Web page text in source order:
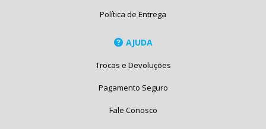
Política de Entrega
AJUDA
Trocas e Devoluções
Pagamento Seguro
Fale Conosco